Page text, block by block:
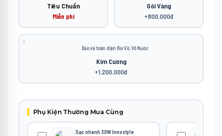
Tiêu Chuẩn
Miễn phí
Gói Vàng
+800.000đ
ℹ️
Bảo vệ toàn diện Rơi Vỡ, Vô Nước
Kim Cương
+1.200.000đ
Phụ Kiện Thường Mua Cùng
Sạc nhanh 30W Innostyle